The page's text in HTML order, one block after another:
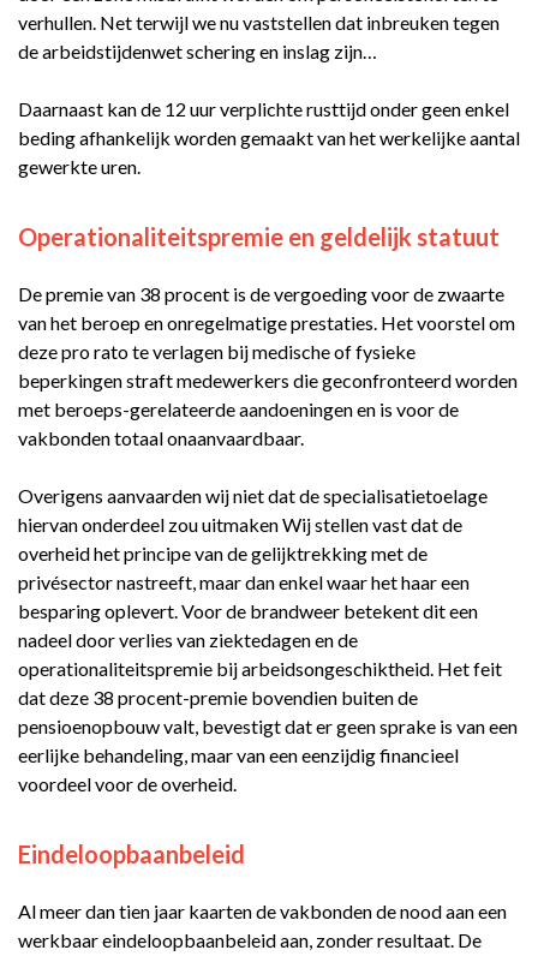
verhullen. Net terwijl we nu vaststellen dat inbreuken tegen
de arbeidstijdenwet schering en inslag zijn…
Daarnaast kan de 12 uur verplichte rusttijd onder geen enkel
beding afhankelijk worden gemaakt van het werkelijke aantal
gewerkte uren.
Operationaliteitspremie en geldelijk statuut
De premie van 38 procent is de vergoeding voor de zwaarte
van het beroep en onregelmatige prestaties. Het voorstel om
deze pro rato te verlagen bij medische of fysieke
beperkingen straft medewerkers die geconfronteerd worden
met beroeps-gerelateerde aandoeningen en is voor de
vakbonden totaal onaanvaardbaar.
Overigens aanvaarden wij niet dat de specialisatietoelage
hiervan onderdeel zou uitmaken Wij stellen vast dat de
overheid het principe van de gelijktrekking met de
privésector nastreeft, maar dan enkel waar het haar een
besparing oplevert. Voor de brandweer betekent dit een
nadeel door verlies van ziektedagen en de
operationaliteitspremie bij arbeidsongeschiktheid. Het feit
dat deze 38 procent-premie bovendien buiten de
pensioenopbouw valt, bevestigt dat er geen sprake is van een
eerlijke behandeling, maar van een eenzijdig financieel
voordeel voor de overheid.
Eindeloopbaanbeleid
Al meer dan tien jaar kaarten de vakbonden de nood aan een
werkbaar eindeloopbaanbeleid aan, zonder resultaat. De